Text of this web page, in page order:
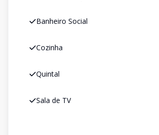
Banheiro Social
Cozinha
Quintal
Sala de TV